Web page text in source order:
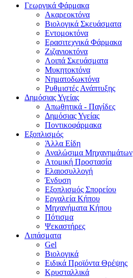
Γεωργικά Φάρμακα
Ακαρεοκτόνα
Βιολογικά Σκευάσματα
Εντομοκτόνα
Ερασιτεχνικά Φάρμακα
Ζιζανιοκτόνα
Λοιπά Σκευάσματα
Μυκητοκτόνα
Νηματοδωκτόνα
Ρυθμιστές Ανάπτυξης
Δημόσιας Υγείας
Απωθητικά - Παγίδες
Δημόσιας Υγείας
Ποντικοφάρμακα
Εξοπλισμός
Άλλα Είδη
Αναλώσιμα Μηχανημάτων
Ατομική Προστασία
Ελαιοσυλλογή
Ένδυση
Εξοπλισμός Σπορείου
Εργαλεία Κήπου
Μηχανήματα Κήπου
Πότισμα
Ψεκαστήρες
Λιπάσματα
Gel
Βιολογικά
Ειδικά Προϊόντα Θρέψης
Κρυσταλλικά